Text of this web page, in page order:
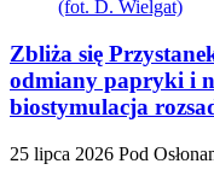
Zbliża się
odmiany papryki i
biostymulacja
25 lipca 2026 Pod